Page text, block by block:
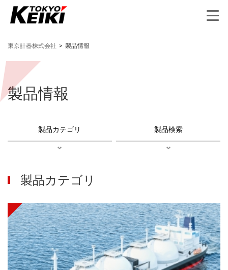
東京計器株式会社 > 製品情報
製品情報
製品カテゴリ 製品検索
製品カテゴリ